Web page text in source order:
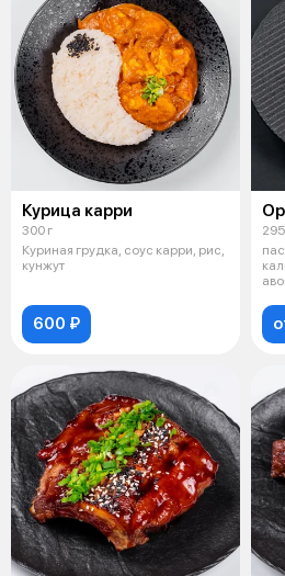
Курица карри
300 г
Куриная грудка, соус карри, рис,
кунжут
600 ₽